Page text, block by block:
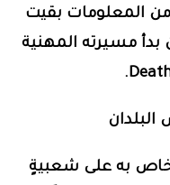
من المعلومات بقيت
مسيرته المهنية
.
به على شعبيةٍ